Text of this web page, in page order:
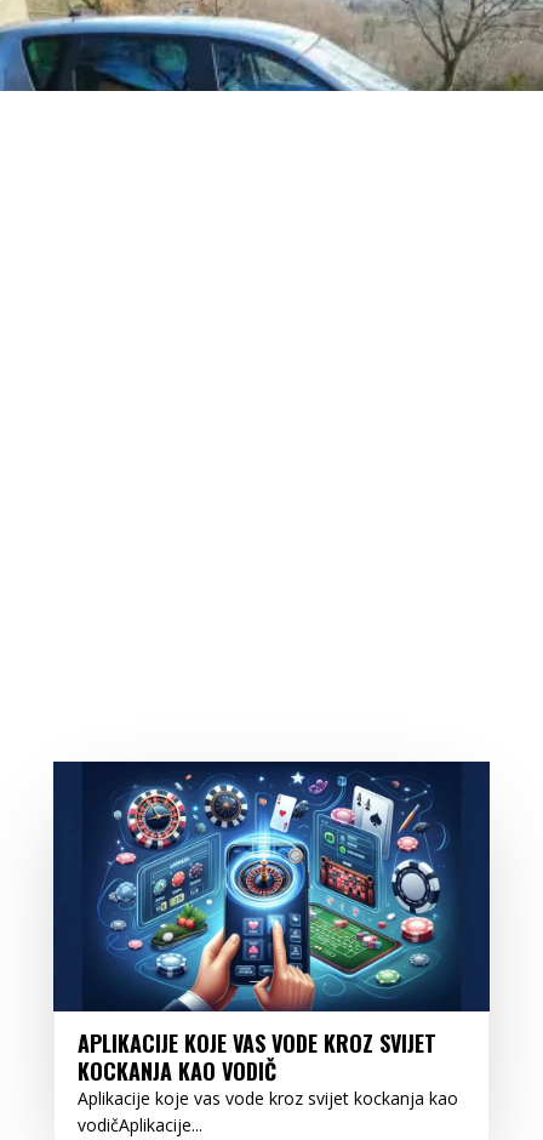
APLIKACIJE KOJE VAS VODE KROZ SVIJET
KOCKANJA KAO VODIČ
Aplikacije koje vas vode kroz svijet kockanja kao
vodičAplikacije...